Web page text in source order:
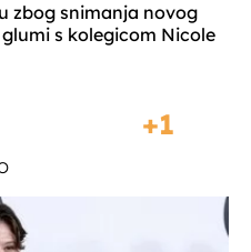
zbog snimanja novog
s kolegicom Nicole
1